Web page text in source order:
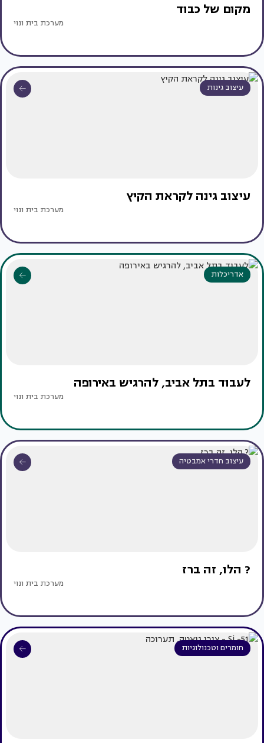
מקום של כבוד
מערכת בית ונוי
עיצוב גינות
עיצוב גינה לקראת הקיץ
מערכת בית ונוי
אדריכלות
לעבוד בתל אביב, להרגיש באירופה
מערכת בית ונוי
עיצוב חדרי אמבטיה
? הלו, זה ברז
מערכת בית ונוי
חומרים וטכנולוגיות